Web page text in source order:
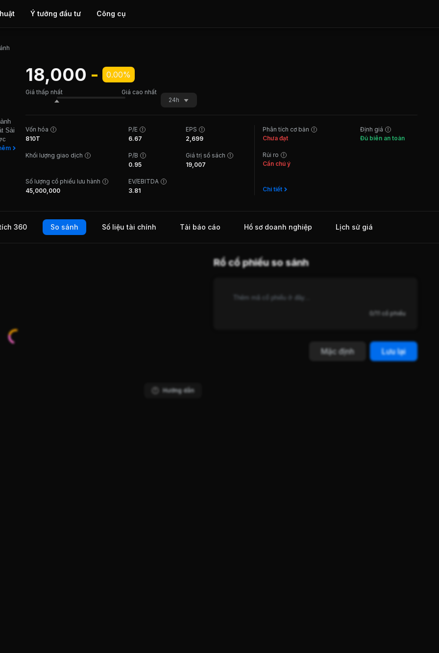
Ý tưởng đầu tư Công cụ
Sài
Sài
đại
18,000 - 0.00%
Giá thấp nhất
Giá cao nhất
24h
Vốn hóa
810T
P/E
6.67
EPS
2,699
Khối lượng giao dịch
P/B
0.95
Giá trị sổ sách
19,007
Số lượng cổ phiếu lưu hành
45,000,000
EV/EBITDA
3.81
Phân tích cơ bản
Chưa đạt
Rủi ro
Cần chú ý
Chi tiết
Định giá
Đủ biên an toàn
360 So sánh Số liệu tài chính Tải báo cáo Hồ sơ doanh nghiệp Lịch sử giá
Hướng dẫn
Rổ cổ phiếu so sánh
0/11 cổ phiếu
Mặc định Lưu lại